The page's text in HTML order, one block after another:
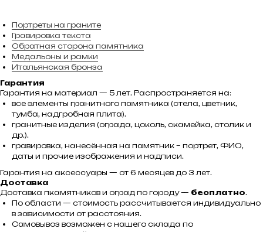
Портреты на граните
Гравировка текста
Обратная сторона памятника
Медальоны и рамки
Итальянская бронза
Гарантия
Гарантия на материал — 5 лет. Распространяется на:
все элементы гранитного памятника (стела, цветник,
тумба, надгробная плита).
гранитные изделия (ограда, цоколь, скамейка, столик и
др.).
гравировка, нанесённая на памятник – портрет, ФИО,
даты и прочие изображения и надписи.
Гарантия на аксессуары — от 6 месяцев до 3 лет.
Доставка
Доставка пкамятников и оград по городу — бесплатно.
По области — стоимость рассчитывается индивидуально
в зависимости от расстояния.
Самовывоз возможен с нашего склада по